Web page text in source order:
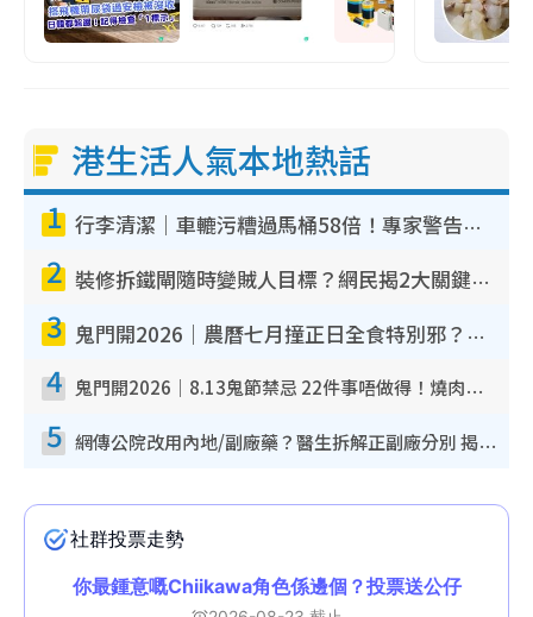
港生活人氣本地熱話
1 行李清潔｜車轆污糟過馬桶58倍！專家警告忌用酒精抹 教1招免污手除菌
2 裝修拆鐵閘隨時變賊人目標？網民揭2大關鍵用途：裝新式等於白裝？附新舊鐵閘分別
3 鬼門開2026｜農曆七月撞正日全食特別邪？專家警告切忌做一事！揭4大禁忌+2招保平安
4 鬼門開2026｜8.13鬼節禁忌 22件事唔做得！燒肉、刺身要少食？半夜勿吹口哨/打呢個電話
5 網傳公院改用內地/副廠藥？醫生拆解正副廠分別 揭4類人換藥隨時出事